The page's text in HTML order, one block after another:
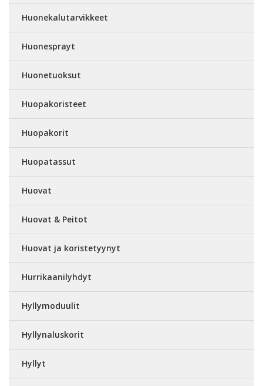
Huonekalutarvikkeet
Huonesprayt
Huonetuoksut
Huopakoristeet
Huopakorit
Huopatassut
Huovat
Huovat & Peitot
Huovat ja koristetyynyt
Hurrikaanilyhdyt
Hyllymoduulit
Hyllynaluskorit
Hyllyt